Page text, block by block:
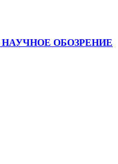
НАУЧНОЕ ОБОЗРЕНИЕ